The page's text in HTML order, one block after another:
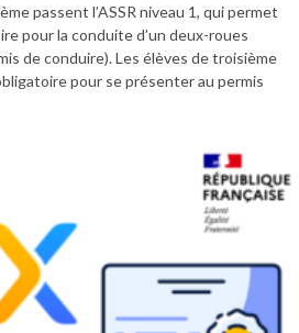
passent l’ASSR niveau 1, qui permet
pour la conduite d’un deux-roues
de conduire). Les élèves de troisième
pour se présenter au permis